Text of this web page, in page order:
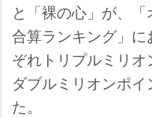
と「裸の心」が、
合算ランキング」
ぞれトリプルミリオ
ダブルミリオンポイ
た。